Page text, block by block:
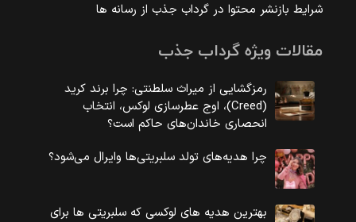
شرایط بازنشر محتوا در گرداب جذب از رسانه ها
مقالات ویژه گرداب جذب
رمزگشایی از میراث سلطنتی: چرا برند کرید
(Creed)، اوج عطرسازی لوکس، انتخاب
انحصاری خاندان‌های حاکم است؟
چرا هدیه‌های تولد سلبریتی‌ها وایرال می‌شود؟
بهترین هدیه های لوکسی که سلبریتی ها برای